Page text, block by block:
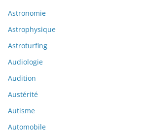
Astronomie
Astrophysique
Astroturfing
Audiologie
Audition
Austérité
Autisme
Automobile